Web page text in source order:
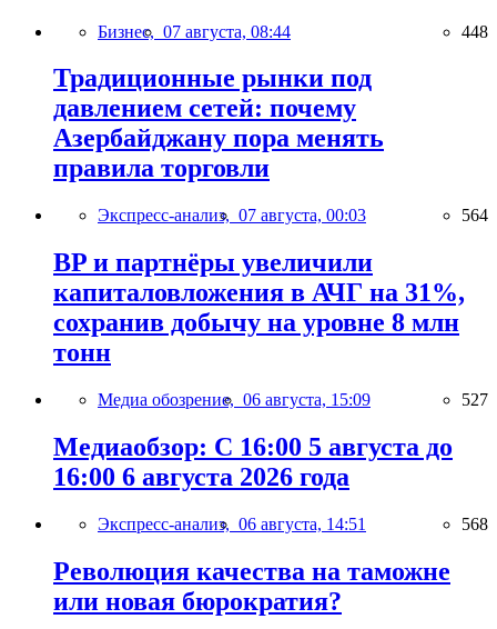
Бизнес, 07 августа, 08:44 448
Традиционные рынки под
давлением сетей: почему
Азербайджану пора менять
правила торговли
Экспресс-анализ, 07 августа, 00:03 564
BP и партнёры увеличили
капиталовложения в АЧГ на 31%,
сохранив добычу на уровне 8 млн
тонн
Медиа обозрение, 06 августа, 15:09 527
Медиаобзор: С 16:00 5 августа до
16:00 6 августа 2026 года
Экспресс-анализ, 06 августа, 14:51 568
Революция качества на таможне
или новая бюрократия?